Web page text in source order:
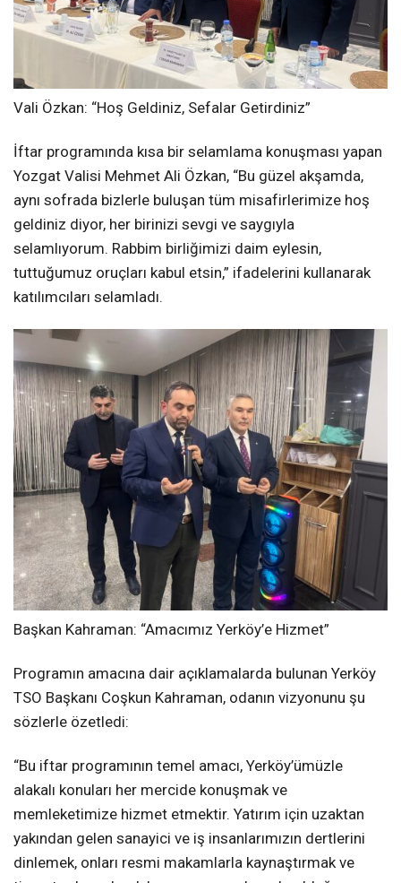
Vali Özkan: “Hoş Geldiniz, Sefalar Getirdiniz”
İftar programında kısa bir selamlama konuşması yapan
Yozgat Valisi Mehmet Ali Özkan, “Bu güzel akşamda,
aynı sofrada bizlerle buluşan tüm misafirlerimize hoş
geldiniz diyor, her birinizi sevgi ve saygıyla
selamlıyorum. Rabbim birliğimizi daim eylesin,
tuttuğumuz oruçları kabul etsin,” ifadelerini kullanarak
katılımcıları selamladı.
Başkan Kahraman: “Amacımız Yerköy’e Hizmet”
Programın amacına dair açıklamalarda bulunan Yerköy
TSO Başkanı Coşkun Kahraman, odanın vizyonunu şu
sözlerle özetledi:
“Bu iftar programının temel amacı, Yerköy’ümüzle
alakalı konuları her mercide konuşmak ve
memleketimize hizmet etmektir. Yatırım için uzaktan
yakından gelen sanayici ve iş insanlarımızın dertlerini
dinlemek, onları resmi makamlarla kaynaştırmak ve